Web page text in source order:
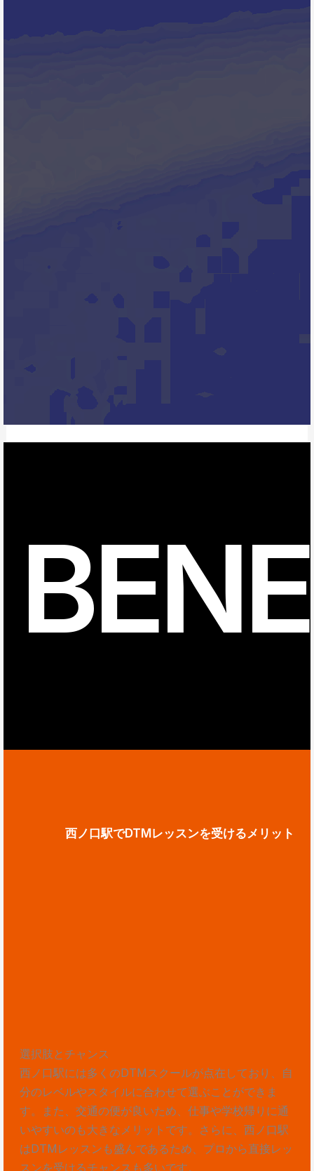
西ノ口駅でDTMレッスンを受けるメリット
選択肢とチャンス
西ノ口駅には多くのDTMスクールが点在しており、自
分のレベルやスタイルに合わせて選ぶことができま
す。また、交通の便が良いため、仕事や学校帰りに通
いやすいのも大きなメリットです。さらに、西ノ口駅
はDTMレッスンも盛んであるため、プロから直接レッ
スンを受けるチャンスも多いです。